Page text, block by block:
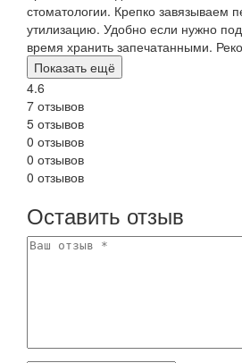
стоматологии. Крепко завязываем
утилизацию. Удобно если нужно
время хранить запечатанными.
Показать ещё
4.6
7 отзывов
5 отзывов
0 отзывов
0 отзывов
0 отзывов
Оставить отзыв